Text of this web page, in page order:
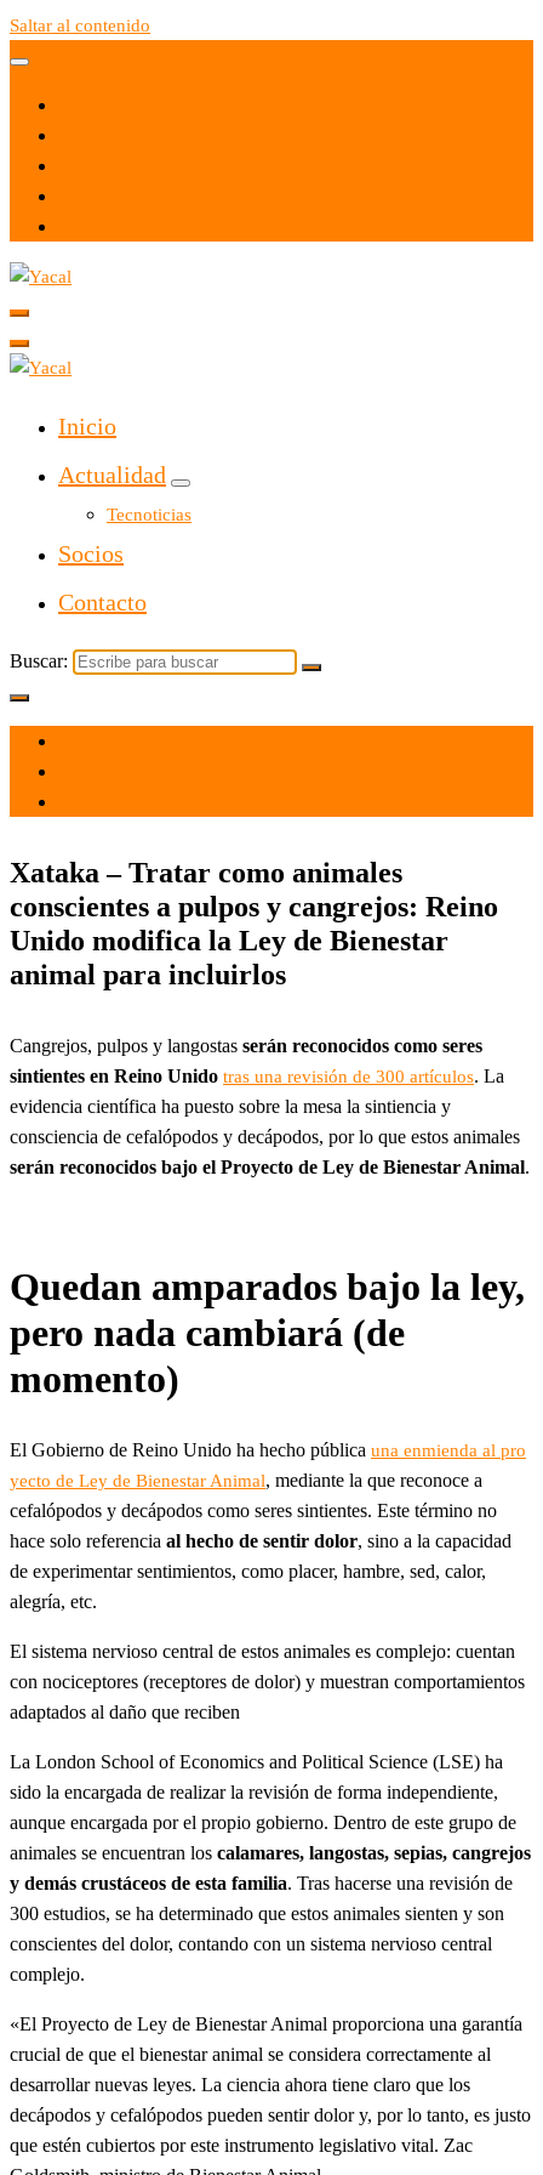
Saltar al contenido
Yacal micro hosting
Inicio
Actualidad
Tecnoticias
Socios
Contacto
Buscar:
Xataka – Tratar como animales
conscientes a pulpos y cangrejos: Reino
Unido modifica la Ley de Bienestar
animal para incluirlos
Cangrejos, pulpos y langostas serán reconocidos como seres
sintientes en Reino Unido tras una revisión de 300 artículos. La
evidencia científica ha puesto sobre la mesa la sintiencia y
consciencia de cefalópodos y decápodos, por lo que estos animales
serán reconocidos bajo el Proyecto de Ley de Bienestar Animal.
Quedan amparados bajo la ley,
pero nada cambiará (de
momento)
El Gobierno de Reino Unido ha hecho pública una enmienda al pro
yecto de Ley de Bienestar Animal, mediante la que reconoce a
cefalópodos y decápodos como seres sintientes. Este término no
hace solo referencia al hecho de sentir dolor, sino a la capacidad
de experimentar sentimientos, como placer, hambre, sed, calor,
alegría, etc.
El sistema nervioso central de estos animales es complejo: cuentan
con nociceptores (receptores de dolor) y muestran comportamientos
adaptados al daño que reciben
La London School of Economics and Political Science (LSE) ha
sido la encargada de realizar la revisión de forma independiente,
aunque encargada por el propio gobierno. Dentro de este grupo de
animales se encuentran los calamares, langostas, sepias, cangrejos
y demás crustáceos de esta familia. Tras hacerse una revisión de
300 estudios, se ha determinado que estos animales sienten y son
conscientes del dolor, contando con un sistema nervioso central
complejo.
«El Proyecto de Ley de Bienestar Animal proporciona una garantía
crucial de que el bienestar animal se considera correctamente al
desarrollar nuevas leyes. La ciencia ahora tiene claro que los
decápodos y cefalópodos pueden sentir dolor y, por lo tanto, es justo
que estén cubiertos por este instrumento legislativo vital. Zac